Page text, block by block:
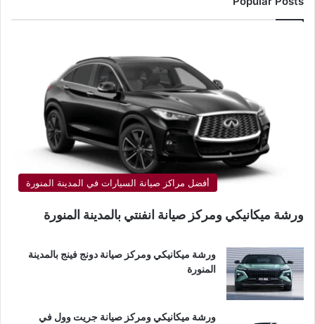
أفضل مراكز صيانة السيارات في المدينة المنورة
ورشة ميكانيكي ومركز صيانة انفنتي بالمدينة المنورة
ورشة ميكانيكي ومركز صيانة دونج فينج بالمدينة
المنورة
ورشة ميكانيكي ومركز صيانة جريت وول في